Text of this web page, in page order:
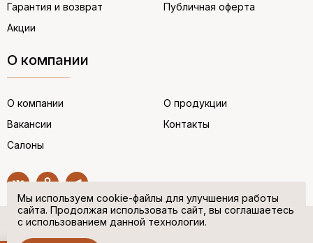
Гарантия и возврат
Акции
Публичная оферта
О компании
О компании
Вакансии
Салоны
О продукции
Контакты
© “НЕМЕЦКАЯ ОБУВЬ” 2017. Все права защищены.
Мы используем cookie-файлы для улучшения работы
сайта. Продолжая использовать сайт, вы соглашаетесь
с использованием данной технологии.